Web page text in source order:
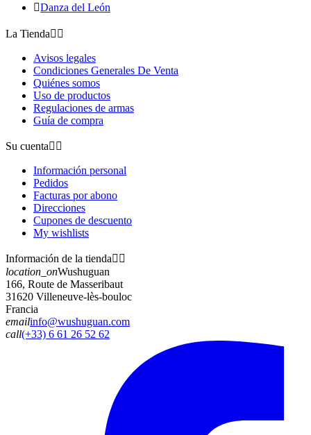
Danza del León
La Tienda 
Avisos legales
Condiciones Generales De Venta
Quiénes somos
Uso de productos
Regulaciones de armas
Guía de compra
Su cuenta 
Información personal
Pedidos
Facturas por abono
Direcciones
Cupones de descuento
My wishlists
Información de la tienda 
location_onWushuguan
166, Route de Masseribaut
31620 Villeneuve-lès-bouloc
Francia
emailinfo@wushuguan.com
call(+33) 6 61 26 52 62